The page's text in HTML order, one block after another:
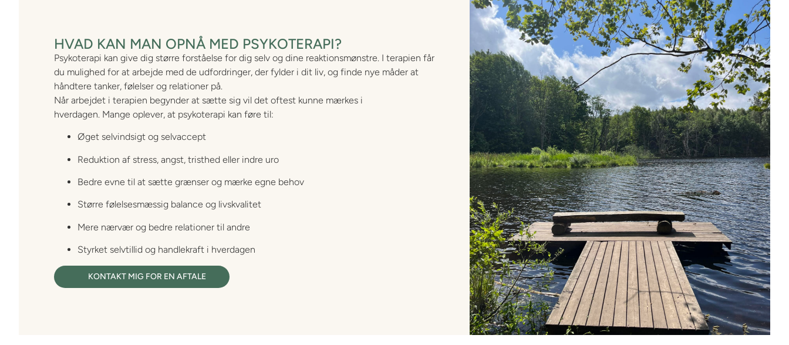
HVAD KAN MAN OPNÅ MED PSYKOTERAPI?
Psykoterapi kan give dig større forståelse for dig selv og dine reaktionsmønstre. I terapien får
du mulighed for at arbejde med de udfordringer, der fylder i dit liv, og finde nye måder at
håndtere tanker, følelser og relationer på.
Når arbejdet i terapien begynder at sætte sig vil det oftest kunne mærkes i
hverdagen. Mange oplever, at psykoterapi kan føre til:
Øget selvindsigt og selvaccept
Reduktion af stress, angst, tristhed eller indre uro
Bedre evne til at sætte grænser og mærke egne behov
Større følelsesmæssig balance og livskvalitet
Mere nærvær og bedre relationer til andre
Styrket selvtillid og handlekraft i hverdagen
KONTAKT MIG FOR EN AFTALE